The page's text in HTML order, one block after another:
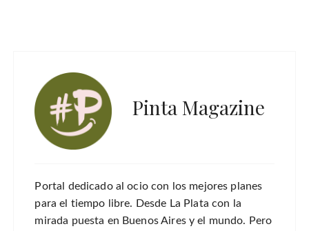
Pinta Magazine
Portal dedicado al ocio con los mejores planes
para el tiempo libre. Desde La Plata con la
mirada puesta en Buenos Aires y el mundo. Pero